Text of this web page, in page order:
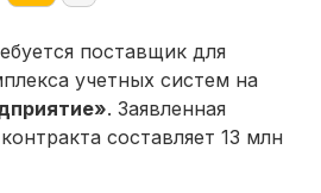
поставщик для
учетных систем на
. Заявленная
составляет 13 млн